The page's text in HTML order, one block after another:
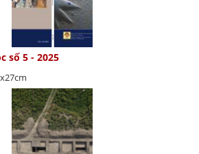
số 5 - 2025